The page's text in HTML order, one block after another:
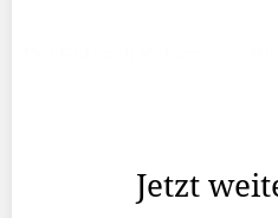
Jetzt